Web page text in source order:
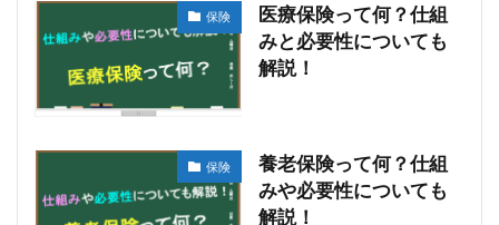
保険
医療保険って何？仕組
みと必要性についても
解説！
保険
養老保険って何？仕組
みや必要性についても
解説！